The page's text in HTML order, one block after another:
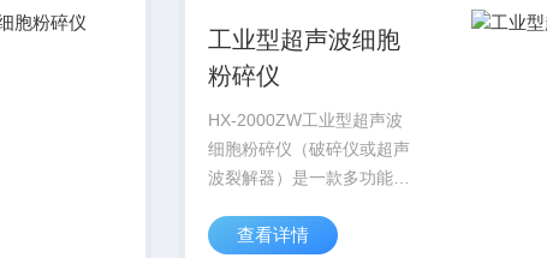
工业型超声波细胞
粉碎仪
HX-2000ZW工业型超声波
细胞粉碎仪（破碎仪或超声
波裂解器）是一款多功能、
植物细胞、病毒细胞的破
查看详情